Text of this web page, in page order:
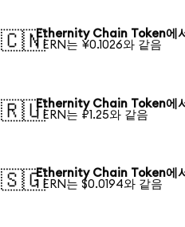
🇨🇳Ethernity Chain Token에
1 ERN는 ¥0.1026와 같음
🇷🇺Ethernity Chain Token에
1 ERN는 ₽1.25와 같음
🇸🇬Ethernity Chain Token에
1 ERN는 $0.0194와 같음